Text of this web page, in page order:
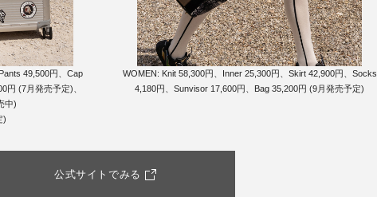
49,500円、Cap
円 (7月発売予定)、
中)
)
WOMEN: Knit 58,300円、Inner 25,300円、Skirt 42,900円、Socks
4,180円、Sunvisor 17,600円、Bag 35,200円 (9月発売予定)
公式サイトでみる